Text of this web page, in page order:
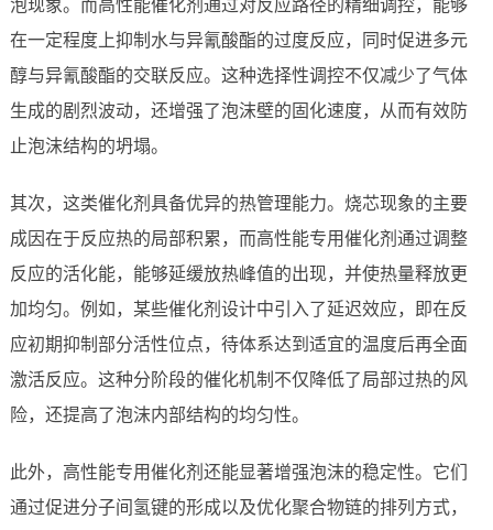
泡现象。而高性能催化剂通过对反应路径的精细调控，能够
在一定程度上抑制水与异氰酸酯的过度反应，同时促进多元
醇与异氰酸酯的交联反应。这种选择性调控不仅减少了气体
生成的剧烈波动，还增强了泡沫壁的固化速度，从而有效防
止泡沫结构的坍塌。
其次，这类催化剂具备优异的热管理能力。烧芯现象的主要
成因在于反应热的局部积累，而高性能专用催化剂通过调整
反应的活化能，能够延缓放热峰值的出现，并使热量释放更
加均匀。例如，某些催化剂设计中引入了延迟效应，即在反
应初期抑制部分活性位点，待体系达到适宜的温度后再全面
激活反应。这种分阶段的催化机制不仅降低了局部过热的风
险，还提高了泡沫内部结构的均匀性。
此外，高性能专用催化剂还能显著增强泡沫的稳定性。它们
通过促进分子间氢键的形成以及优化聚合物链的排列方式，